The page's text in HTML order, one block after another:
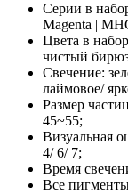
Серии в
Magenta |
Цвета в
чистый
Свечение:
лаймовое/
Размер
45~55;
Визуальная
4/ 6/ 7;
Время
Все